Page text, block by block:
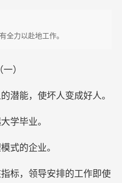
全力以赴地工作。
（一）
潜能，使坏人变成好人。
学毕业。
式的企业。
标，领导安排的工作即使